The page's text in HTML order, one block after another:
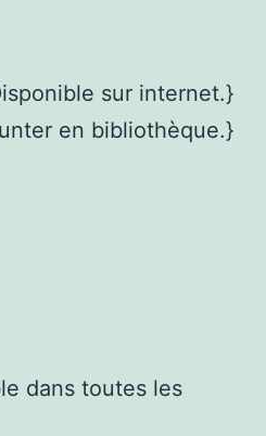
sur internet.}
en bibliothèque.}
dans toutes les